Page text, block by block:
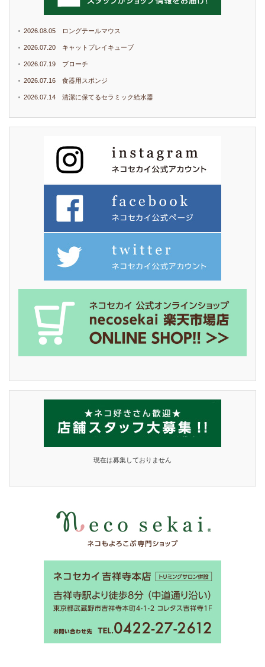
2026.08.05 ロングテールマウス
2026.07.20 キャットプレイキューブ
2026.07.19 ブローチ
2026.07.16 食器用スポンジ
2026.07.14 清潔に保てるセラミック給水器
現在は募集しておりません